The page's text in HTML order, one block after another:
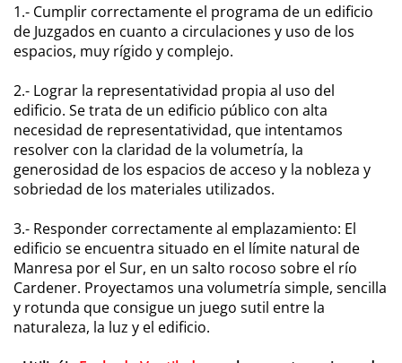
1.- Cumplir correctamente el programa de un edificio
de Juzgados en cuanto a circulaciones y uso de los
espacios, muy rígido y complejo.
2.- Lograr la representatividad propia al uso del
edificio. Se trata de un edificio público con alta
necesidad de representatividad, que intentamos
resolver con la claridad de la volumetría, la
generosidad de los espacios de acceso y la nobleza y
sobriedad de los materiales utilizados.
3.- Responder correctamente al emplazamiento: El
edificio se encuentra situado en el límite natural de
Manresa por el Sur, en un salto rocoso sobre el río
Cardener. Proyectamos una volumetría simple, sencilla
y rotunda que consigue un juego sutil entre la
naturaleza, la luz y el edificio.